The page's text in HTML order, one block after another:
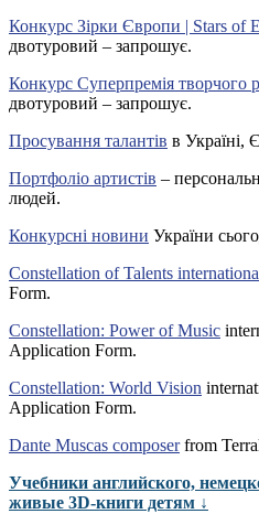
Конкурс Зірки Європи | Stars of
двотуровий – запрошує.
Конкурс Суперпремія творчого
двотуровий – запрошує.
Просування талантів в Україні,
Портфоліо артистів –
людей.
Конкурсні новини України
Constellation of Talents
Form.
Constellation: Power of Music
Application Form.
Constellation: World Vision
Application Form.
Dante Muscas composerfrom
Учебники английского,
живые 3D-книги детям ↓